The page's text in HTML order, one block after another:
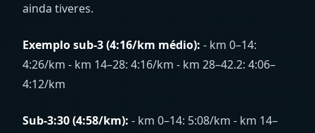
ainda tiveres.
Exemplo sub-3 (4:16/km médio): - km 0–14:
4:26/km - km 14–28: 4:16/km - km 28–42.2: 4:06–
4:12/km
Sub-3:30 (4:58/km): - km 0–14: 5:08/km - km 14–